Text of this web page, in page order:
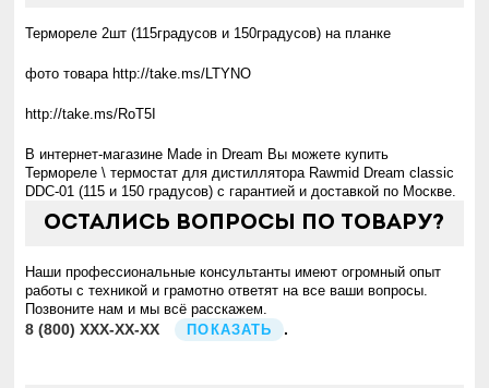
Термореле 2шт (115градусов и 150градусов) на планке
фото товара http://take.ms/LTYNO
http://take.ms/RoT5I
В интернет-магазине Made in Dream Вы можете купить
Термореле \ термостат для дистиллятора Rawmid Dream classic
DDC-01 (115 и 150 градусов) с гарантией и доставкой по Москве.
Остались вопросы по товару?
Наши профессиональные консультанты имеют огромный опыт
работы с техникой и грамотно ответят на все ваши вопросы.
Позвоните нам и мы всё расскажем.
8 (800)XXX-XX-XX ПОКАЗАТЬ .